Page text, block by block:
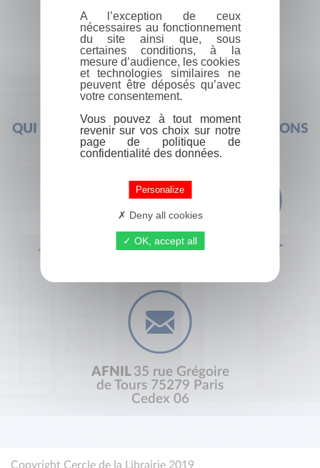
QUI SOMMES-NOUS ?FOIRE AUX QUESTIONS
+33 (0) 1 44 41 29 19 CONTACT
AFNIL 35 rue Grégoire
de Tours 75279 Paris
Cedex 06
Copyright Cercle de la Librairie 2019
A l’exception de ceux
nécessaires au fonctionnement
du site ainsi que, sous
certaines conditions, à la
mesure d’audience, les cookies
et technologies similaires ne
peuvent être déposés qu’avec
votre consentement.
Vous pouvez à tout moment
revenir sur vos choix sur notre
page de politique de
confidentialité des données.
Personalize
Deny all cookies
OK, accept all